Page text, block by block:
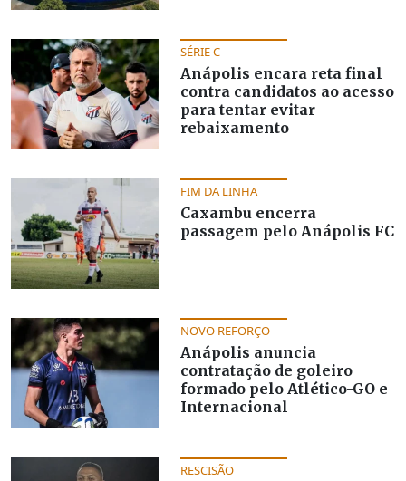
SÉRIE C
Anápolis encara reta final
contra candidatos ao acesso
para tentar evitar
rebaixamento
FIM DA LINHA
Caxambu encerra
passagem pelo Anápolis FC
NOVO REFORÇO
Anápolis anuncia
contratação de goleiro
formado pelo Atlético-GO e
Internacional
RESCISÃO